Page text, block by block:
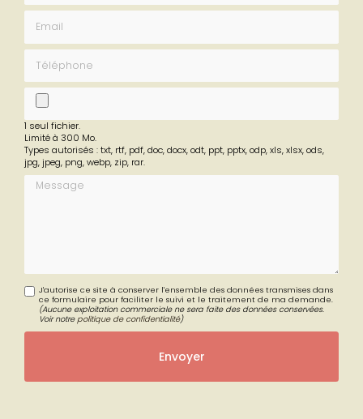
Téléphone
fichier
1 seul fichier.
Limité à 300 Mo.
Types autorisés : txt, rtf, pdf, doc, docx, odt, ppt, pptx, odp, xls, xlsx, ods,
jpg, jpeg, png, webp, zip, rar.
Message
J'autorise ce site à conserver l'ensemble des données transmises dans
ce formulaire pour faciliter le suivi et le traitement de ma demande.
(Aucune exploitation commerciale ne sera faite des données conservées.
Voir notrepolitique de confidentialité)